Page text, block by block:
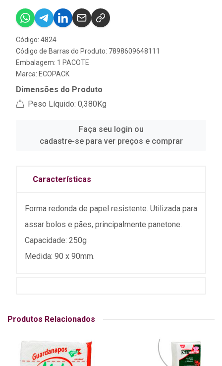
Código: 4824
Código de Barras do Produto: 7898609648111
Embalagem: 1 PACOTE
Marca: ECOPACK
Dimensões do Produto
Peso Líquido: 0,380Kg
Faça seu login ou
cadastre-se para ver preços e comprar
Características
Forma redonda de papel resistente. Utilizada para
assar bolos e pães, principalmente panetone.
Capacidade: 250g
Medida: 90 x 90mm.
Produtos Relacionados